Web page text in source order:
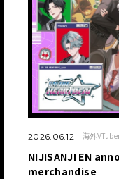
2026.06.12 海外
NIJISANJI EN
merchandise